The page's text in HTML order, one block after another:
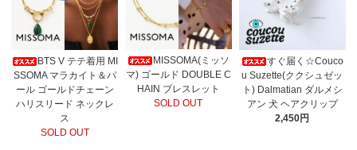
BTS V テテ着用 MI
SSOMA マラカイト＆パ
ール ゴールドチェーン
ハリスリード ネックレ
ス
SOLD OUT
MISSOMA(ミッソ
マ) ゴールド DOUBLE C
HAIN ブレスレット
SOLD OUT
すぐ届く☆Couco
u Suzette(ククシュゼッ
ト) Dalmatian ダルメシ
アン 犬 ヘアクリップ
2,450円